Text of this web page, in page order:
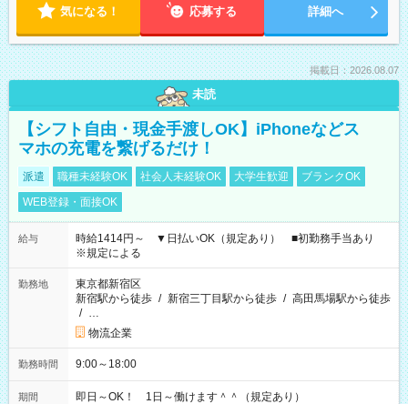
気になる！ 応募する 詳細へ
掲載日：2026.08.07
未読
【シフト自由・現金手渡しOK】iPhoneなどス
マホの充電を繋げるだけ！
派遣 職種未経験OK 社会人未経験OK 大学生歓迎
ブランクOK
WEB登録・面接OK
給与
時給1414円～ ▼日払いOK（規定あり） ■初勤務手当あり
※規定による
勤務地
東京都新宿区
新宿駅から徒歩 / 新宿三丁目駅から徒歩 / 高田馬場駅から徒歩
/ …
物流企業
勤務時間 9:00～18:00
期間 即日～OK！ 1日～働けます＾＾（規定あり）